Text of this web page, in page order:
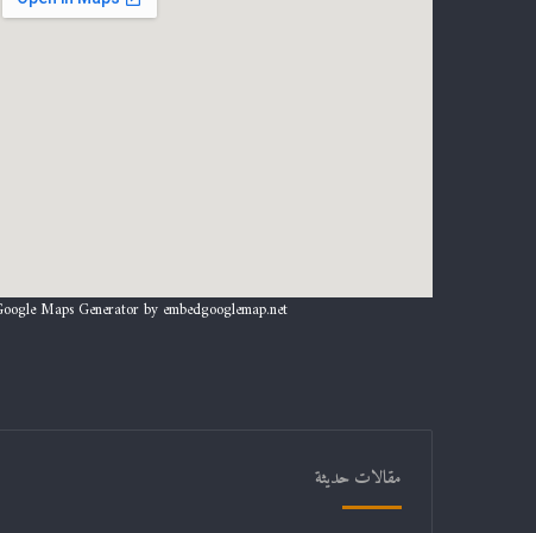
Maps Generator by embedgooglemap.net
مقالات حديثة